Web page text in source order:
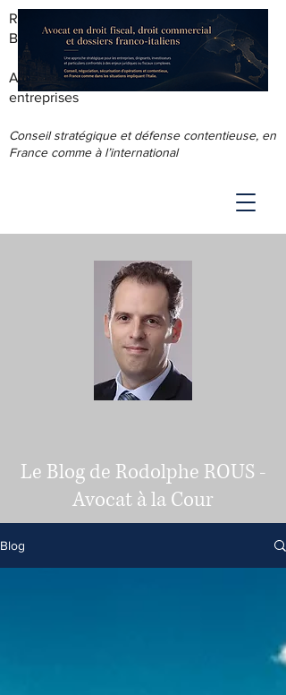
RODOLPHE ROUS - AVOCAT AU
BARREAU DE LYON
Accompagnement juridique & fiscal des
entreprises
Conseil stratégique et défense contentieuse, en
France comme à l’international
Le Blog de Rodolphe ROUS -
Avocat à la Cour
Blog